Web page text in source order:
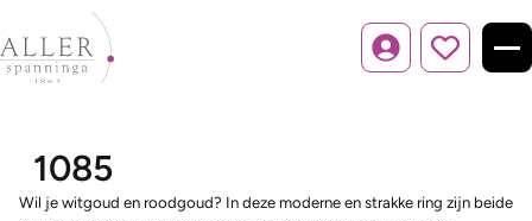
Inloggen
1085
Wil je witgoud en roodgoud? In deze moderne en strakke ring zijn beide